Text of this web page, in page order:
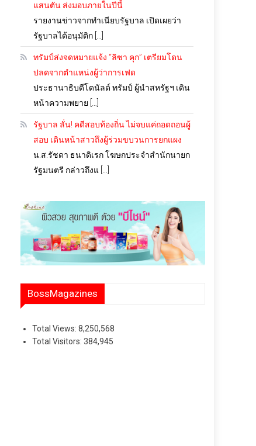
แสนตัน ส่งมอบภายในปีนี้
รายงานข่าวจากทำเนียบรัฐบาล เปิดเผยว่า
รัฐบาลได้อนุมัติก […]
ทรัมป์ส่งจดหมายแจ้ง “ลิซา คุก” เตรียมโดน
ปลดจากตำแหน่งผู้ว่าการเฟด
ประธานาธิบดีโดนัลด์ ทรัมป์ ผู้นำสหรัฐฯ เดิน
หน้าความพยาย […]
รัฐบาล ลั่น! คดีสอบท้องถิ่น ไม่จบแค่ถอดถอนผู้
สอบ เดินหน้าสาวถึงผู้ร่วมขบวนการยกแผง
น.ส.รัชดา ธนาดิเรก โฆษกประจำสำนักนายก
รัฐมนตรี กล่าวถึงแ […]
BossMagazines
Total Views:8,250,568
Total Visitors:384,945